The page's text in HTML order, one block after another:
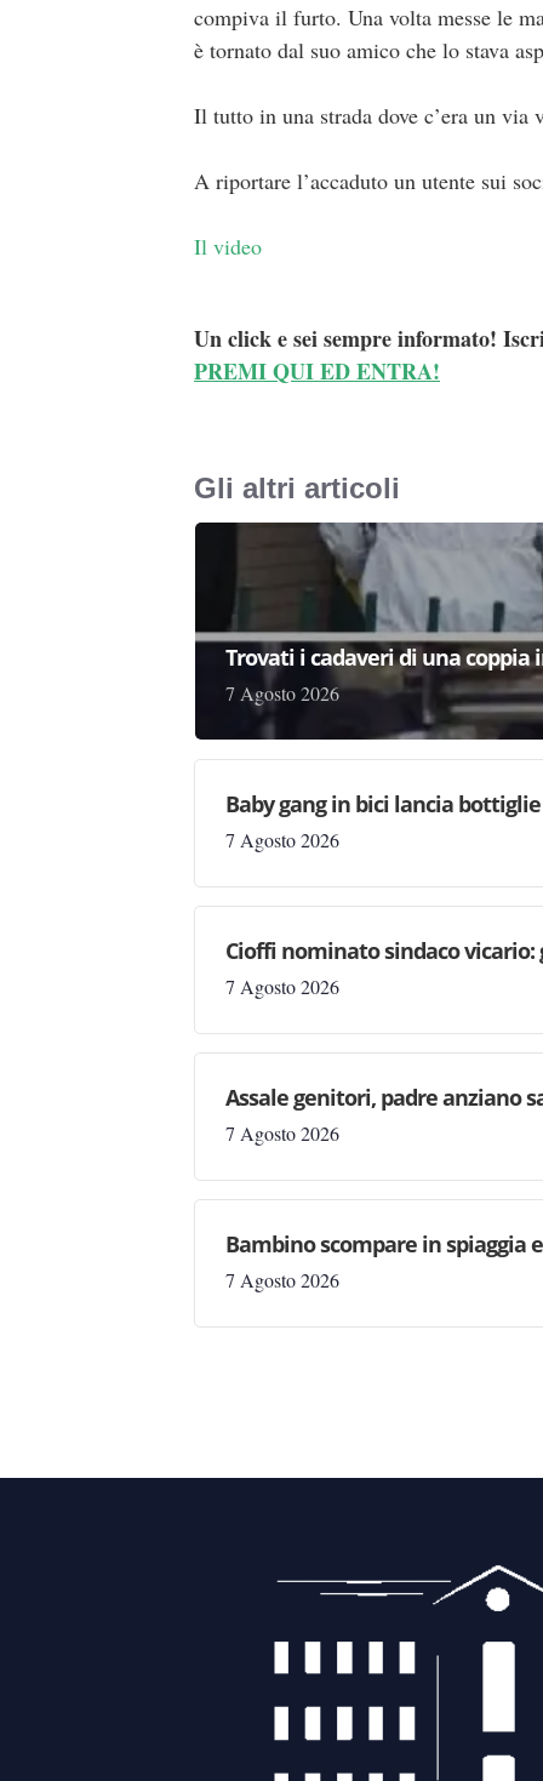
compiva il furto. Una volta messe le
è tornato dal suo amico che lo stava
Il tutto in una strada dove c’era un via
A riportare l’accaduto un utente sui
Il video
Un click e sei sempre informato!
PREMI QUI ED ENTRA!
Gli altri articoli
Trovati i cadaveri di una coppia
7 Agosto 2026
Baby gang in bici lancia
7 Agosto 2026
Cioffi nominato sindaco
7 Agosto 2026
Assale genitori, padre anziano
7 Agosto 2026
Bambino scompare in spiaggia
7 Agosto 2026